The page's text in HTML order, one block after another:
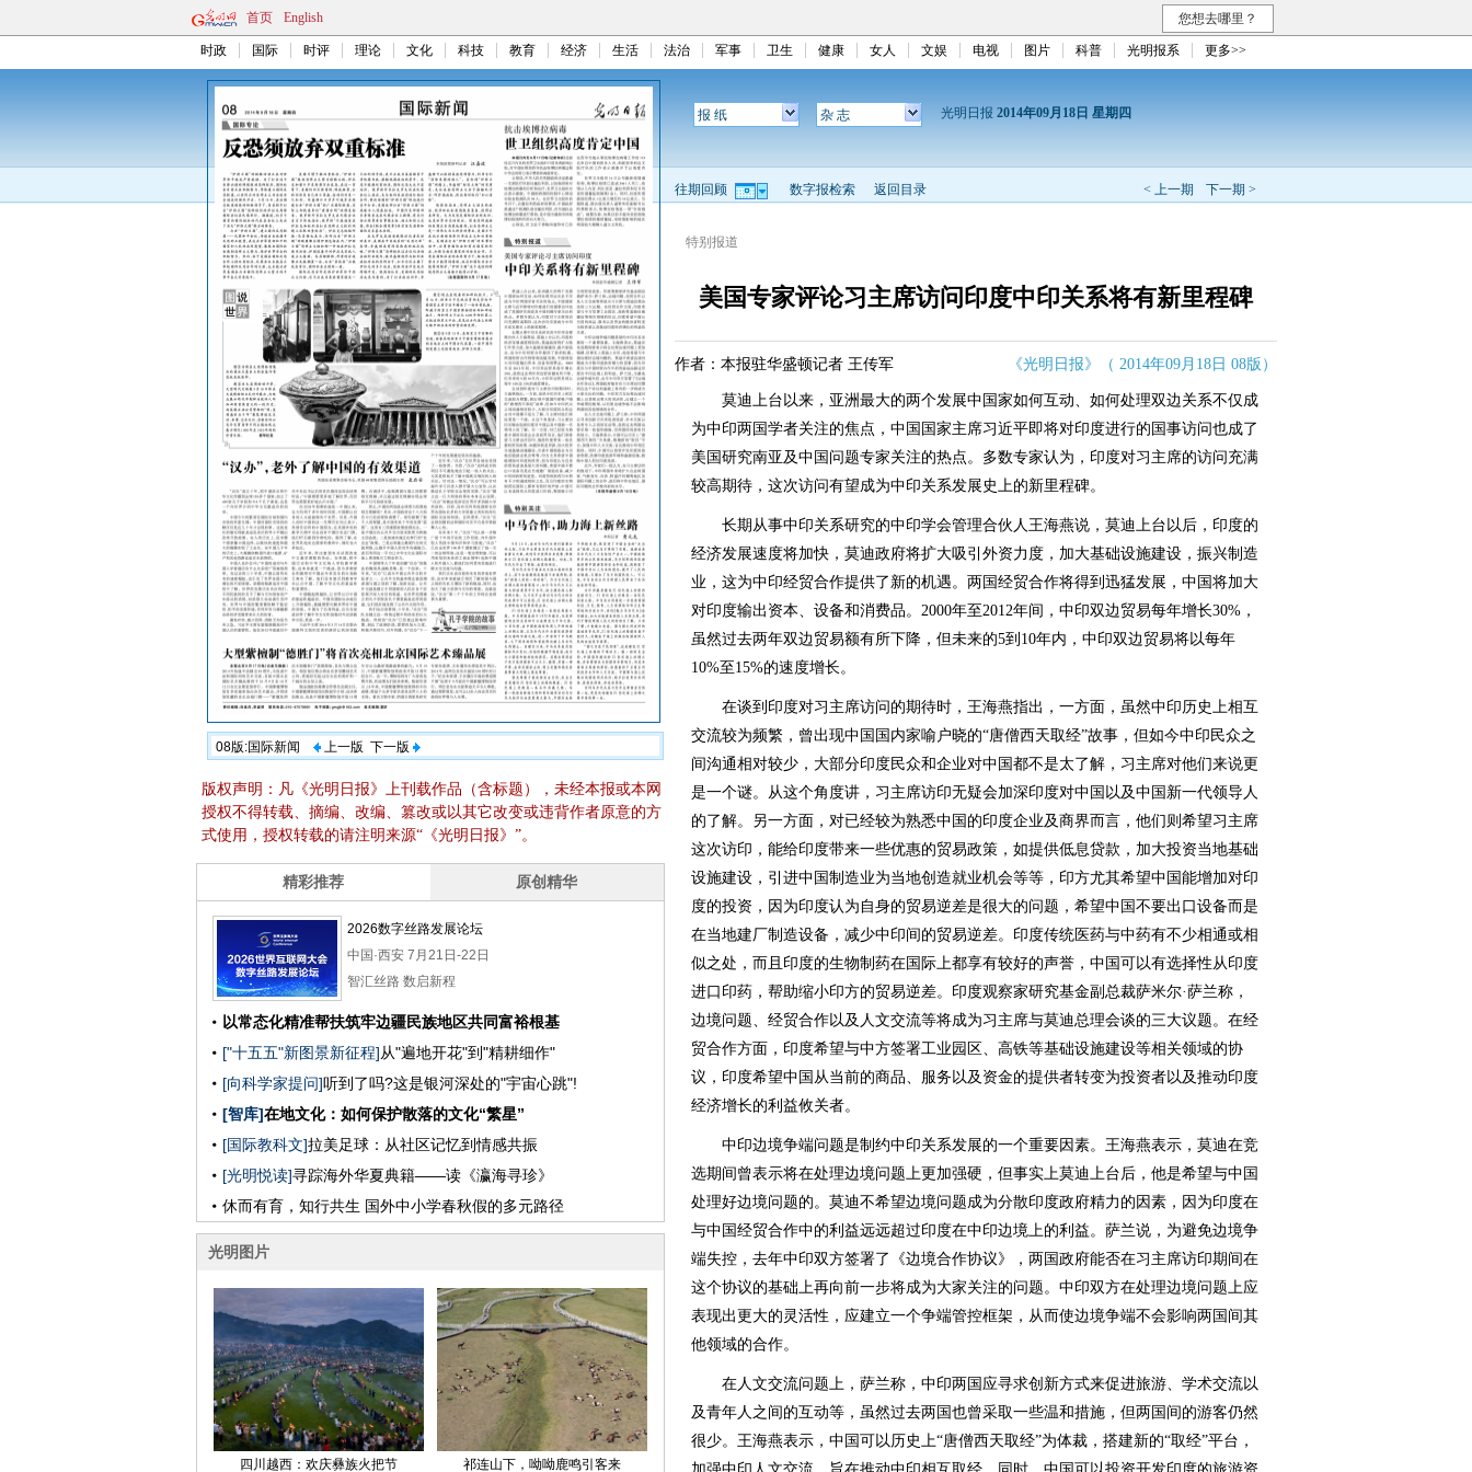
首页 English 您想去哪里？
时政 国际 时评 理论 文化 科技 教育 经济 生活 法治 军事 卫生 健康 女人 文娱 电视 图片 科普 光明报系 更多>>
08版:国际新闻 上一版 下一版
版权声明：凡《光明日报》上刊载作品（含标题），未经本报或本网
授权不得转载、摘编、改编、篡改或以其它改变或违背作者原意的方
式使用，授权转载的请注明来源“《光明日报》”。
报 纸 杂 志 光明日报 2014年09月18日 星期四
< 上一期 下一期 >
往期回顾 数字报检索 返回目录
特别报道
美国专家评论习主席访问印度中印关系将有新里程碑
作者：本报驻华盛顿记者 王传军 《光明日报》（ 2014年09月18日 08版）
莫迪上台以来，亚洲最大的两个发展中国家如何互动、如何处理双边关系不仅成
为中印两国学者关注的焦点，中国国家主席习近平即将对印度进行的国事访问也成了
美国研究南亚及中国问题专家关注的热点。多数专家认为，印度对习主席的访问充满
较高期待，这次访问有望成为中印关系发展史上的新里程碑。
长期从事中印关系研究的中印学会管理合伙人王海燕说，莫迪上台以后，印度的
经济发展速度将加快，莫迪政府将扩大吸引外资力度，加大基础设施建设，振兴制造
业，这为中印经贸合作提供了新的机遇。两国经贸合作将得到迅猛发展，中国将加大
对印度输出资本、设备和消费品。2000年至2012年间，中印双边贸易每年增长30%，
虽然过去两年双边贸易额有所下降，但未来的5到10年内，中印双边贸易将以每年
10%至15%的速度增长。
在谈到印度对习主席访问的期待时，王海燕指出，一方面，虽然中印历史上相互
交流较为频繁，曾出现中国国内家喻户晓的“唐僧西天取经”故事，但如今中印民众之
间沟通相对较少，大部分印度民众和企业对中国都不是太了解，习主席对他们来说更
是一个谜。从这个角度讲，习主席访印无疑会加深印度对中国以及中国新一代领导人
的了解。另一方面，对已经较为熟悉中国的印度企业及商界而言，他们则希望习主席
这次访印，能给印度带来一些优惠的贸易政策，如提供低息贷款，加大投资当地基础
设施建设，引进中国制造业为当地创造就业机会等等，印方尤其希望中国能增加对印
度的投资，因为印度认为自身的贸易逆差是很大的问题，希望中国不要出口设备而是
在当地建厂制造设备，减少中印间的贸易逆差。印度传统医药与中药有不少相通或相
似之处，而且印度的生物制药在国际上都享有较好的声誉，中国可以有选择性从印度
进口印药，帮助缩小印方的贸易逆差。印度观察家研究基金副总裁萨米尔·萨兰称，
边境问题、经贸合作以及人文交流等将成为习主席与莫迪总理会谈的三大议题。在经
贸合作方面，印度希望与中方签署工业园区、高铁等基础设施建设等相关领域的协
议，印度希望中国从当前的商品、服务以及资金的提供者转变为投资者以及推动印度
经济增长的利益攸关者。
中印边境争端问题是制约中印关系发展的一个重要因素。王海燕表示，莫迪在竞
选期间曾表示将在处理边境问题上更加强硬，但事实上莫迪上台后，他是希望与中国
处理好边境问题的。莫迪不希望边境问题成为分散印度政府精力的因素，因为印度在
与中国经贸合作中的利益远远超过印度在中印边境上的利益。萨兰说，为避免边境争
端失控，去年中印双方签署了《边境合作协议》，两国政府能否在习主席访印期间在
这个协议的基础上再向前一步将成为大家关注的问题。中印双方在处理边境问题上应
表现出更大的灵活性，应建立一个争端管控框架，从而使边境争端不会影响两国间其
他领域的合作。
在人文交流问题上，萨兰称，中印两国应寻求创新方式来促进旅游、学术交流以
及青年人之间的互动等，虽然过去两国也曾采取一些温和措施，但两国间的游客仍然
很少。王海燕表示，中国可以历史上“唐僧西天取经”为体裁，搭建新的“取经”平台，